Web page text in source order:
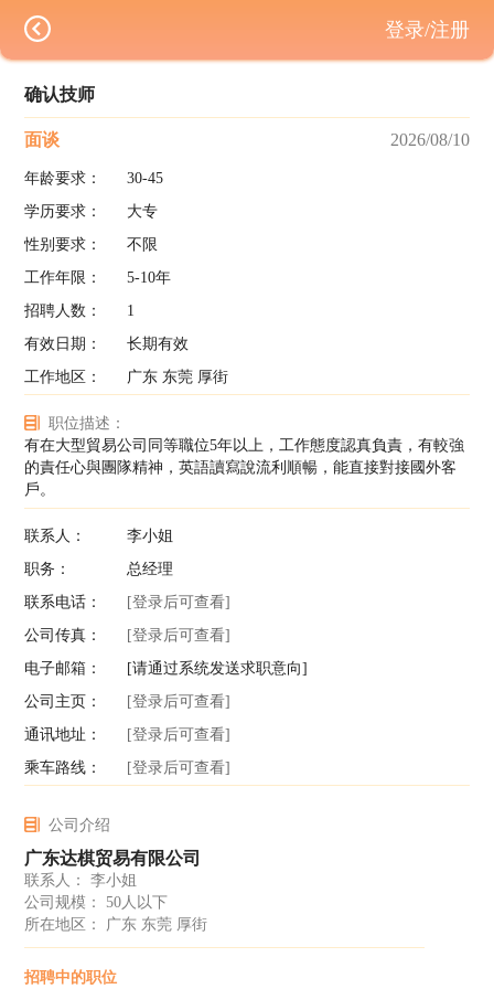
确认技师
面谈 2026/08/10
年龄要求：
30-45
学历要求：
大专
性别要求：
不限
工作年限：
5-10年
招聘人数：
1
有效日期：
长期有效
工作地区：
广东 东莞 厚街
职位描述：
有在大型貿易公司同等職位5年以上，工作態度認真負責，有較強
的責任心與團隊精神，英語讀寫說流利順暢，能直接對接國外客
戶。
联系人：
李小姐
职务：
总经理
联系电话：
[登录后可查看]
公司传真：
[登录后可查看]
电子邮箱：
[请通过系统发送求职意向]
公司主页：
[登录后可查看]
通讯地址：
[登录后可查看]
乘车路线：
[登录后可查看]
公司介绍
广东达棋贸易有限公司
联系人： 李小姐
公司规模： 50人以下
所在地区： 广东 东莞 厚街
招聘中的职位
登录/注册